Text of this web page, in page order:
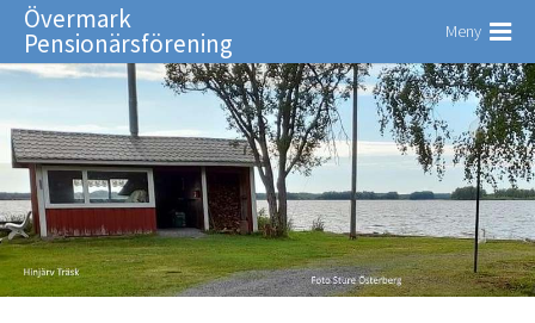
Övermark
Pensionärsförening Meny